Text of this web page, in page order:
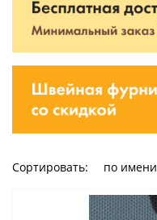
Сортировать: по имени